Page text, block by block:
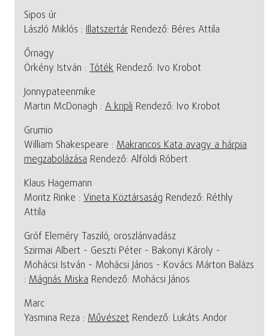
Sipos úr
László Miklós : Illatszertár Rendező: Béres Attila
Őrnagy
Örkény István : Tóték Rendező: Ivo Krobot
Jonnypateenmike
Martin McDonagh : A kripli Rendező: Ivo Krobot
Grumio
William Shakespeare : Makrancos Kata avagy a hárpia
megzabolázása Rendező: Alföldi Róbert
Klaus Hagemann
Moritz Rinke : Vineta Köztársaság Rendező: Réthly
Attila
Gróf Eleméry Tasziló, oroszlánvadász
Szirmai Albert - Geszti Péter - Bakonyi Károly -
Mohácsi István - Mohácsi János - Kovács Márton Balázs
: Mágnás Miska Rendező: Mohácsi János
Marc
Yasmina Reza : Művészet Rendező: Lukáts Andor